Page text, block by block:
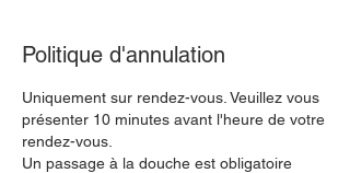
Politique d'annulation
Uniquement sur rendez-vous. Veuillez vous
présenter 10 minutes avant l'heure de votre
rendez-vous.
Un passage à la douche est obligatoire